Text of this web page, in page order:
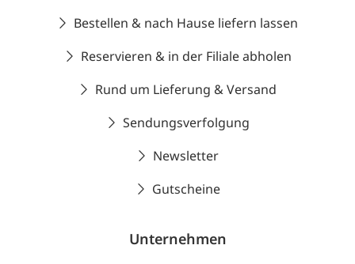
Bestellen & nach Hause liefern lassen
Reservieren & in der Filiale abholen
Rund um Lieferung & Versand
Sendungsverfolgung
Newsletter
Gutscheine
Unternehmen